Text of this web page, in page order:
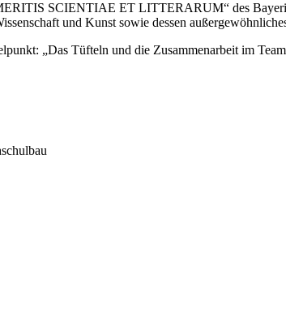
SCIENTIAE ET LITTERARUM“ des
und Kunst sowie dessen
„Das Tüfteln und die Zusammenarbeit im